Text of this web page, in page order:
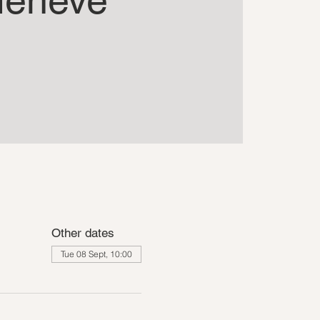
Other dates
Tue 08 Sept, 10:00